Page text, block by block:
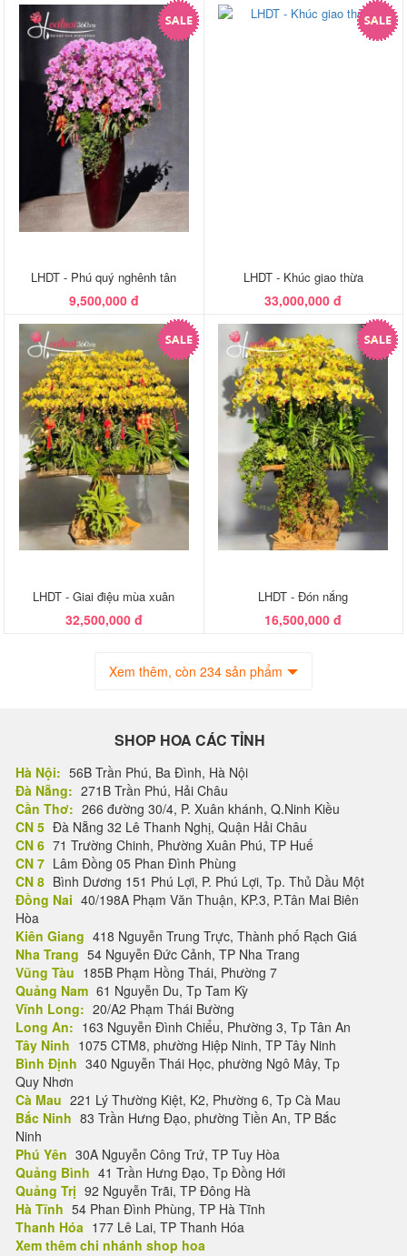
LHDT - Phú quý nghênh tân
9,500,000 đ
LHDT - Khúc giao thừa
33,000,000 đ
LHDT - Giai điệu mùa xuân
32,500,000 đ
LHDT - Đón nắng
16,500,000 đ
Xem thêm, còn 234 sản phẩm
SHOP HOA CÁC TỈNH
Hà Nội: 56B Trần Phú, Ba Đình, Hà Nội
Đà Nẵng: 271B Trần Phú, Hải Châu
Cần Thơ: 266 đường 30/4, P. Xuân khánh, Q.Ninh Kiều
CN 5 Đà Nẵng 32 Lê Thanh Nghị, Quận Hải Châu
CN 6 71 Trường Chinh, Phường Xuân Phú, TP Huế
CN 7 Lâm Đồng 05 Phan Đình Phùng
CN 8 Bình Dương 151 Phú Lợi, P. Phú Lợi, Tp. Thủ Dầu Một
Đồng Nai 40/198A Phạm Văn Thuận, KP.3, P.Tân Mai Biên
Hòa
Kiên Giang 418 Nguyễn Trung Trực, Thành phố Rạch Giá
Nha Trang 54 Nguyễn Đức Cảnh, TP Nha Trang
Vũng Tàu 185B Phạm Hồng Thái, Phường 7
Quảng Nam 61 Nguyễn Du, Tp Tam Kỳ
Vĩnh Long: 20/A2 Phạm Thái Bường
Long An: 163 Nguyễn Đình Chiểu, Phường 3, Tp Tân An
Tây Ninh 1075 CTM8, phường Hiệp Ninh, TP Tây Ninh
Bình Định 340 Nguyễn Thái Học, phường Ngô Mây, Tp
Quy Nhơn
Cà Mau 221 Lý Thường Kiệt, K2, Phường 6, Tp Cà Mau
Bắc Ninh 83 Trần Hưng Đạo, phường Tiền An, TP Bắc
Ninh
Phú Yên 30A Nguyễn Công Trứ, TP Tuy Hòa
Quảng Bình 41 Trần Hưng Đạo, Tp Đồng Hới
Quảng Trị 92 Nguyễn Trãi, TP Đông Hà
Hà Tĩnh 54 Phan Đình Phùng, TP Hà Tĩnh
Thanh Hóa 177 Lê Lai, TP Thanh Hóa
Xem thêm chi nhánh shop hoa